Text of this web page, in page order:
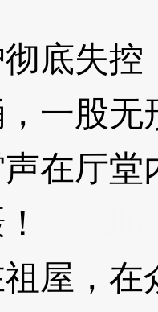
失控
一股
在厅堂
，在